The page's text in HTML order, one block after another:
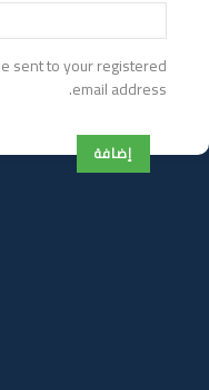
sent to your registered
email address.